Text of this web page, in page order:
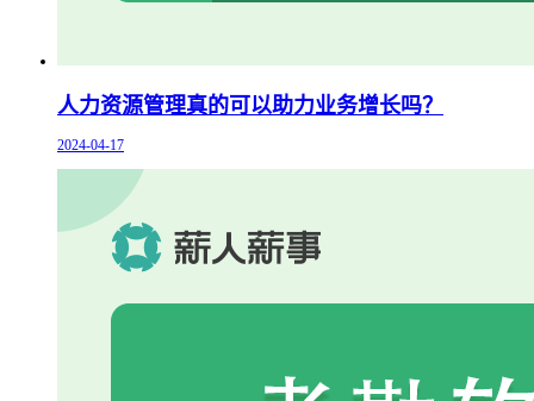
人力资源管理真的可以助力业务增长吗？
2024-04-17